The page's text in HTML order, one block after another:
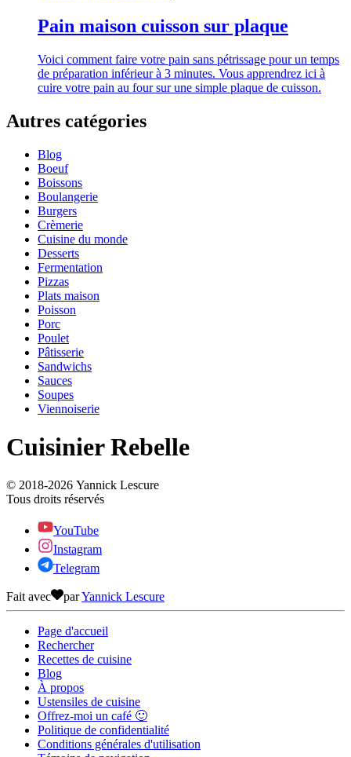
Pain maison cuisson sur plaque
Voici comment faire votre pain sans pétrissage pour un temps
de préparation inférieur à 3 minutes. Vous apprendrez ici à
cuire votre pain au four sur une simple plaque de cuisson.
Autres catégories
Blog
Boeuf
Boissons
Boulangerie
Burgers
Crèmerie
Cuisine du monde
Desserts
Fermentation
Pizzas
Plats maison
Poisson
Porc
Poulet
Pâtisserie
Sandwichs
Sauces
Soupes
Viennoiserie
Cuisinier Rebelle
© 2018-2026 Yannick Lescure
Tous droits réservés
YouTube
Instagram
Telegram
Fait avec parYannick Lescure
Page d'accueil
Rechercher
Recettes de cuisine
Blog
À propos
Ustensiles de cuisine
Offrez-moi un café 🙂
Politique de confidentialité
Conditions générales d'utilisation